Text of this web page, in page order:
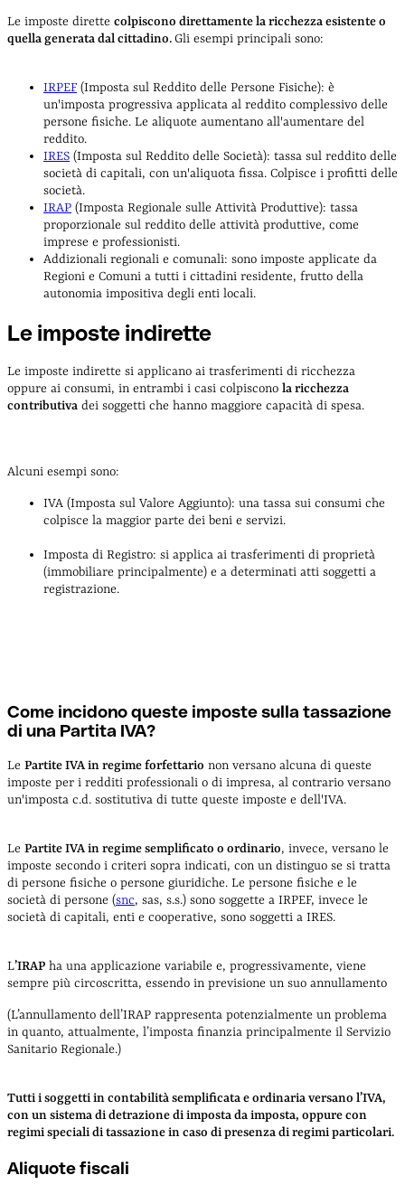
Le imposte dirette colpiscono direttamente la ricchezza esistente o
quella generata dal cittadino.Gli esempi principali sono:
IRPEF (Imposta sul Reddito delle Persone Fisiche): è
un'imposta progressiva applicata al reddito complessivo delle
persone fisiche. Le aliquote aumentano all'aumentare del
reddito.
IRES (Imposta sul Reddito delle Società): tassa sul reddito delle
società di capitali, con un'aliquota fissa. Colpisce i profitti delle
società.
IRAP (Imposta Regionale sulle Attività Produttive): tassa
proporzionale sul reddito delle attività produttive, come
imprese e professionisti.
Addizionali regionali e comunali: sono imposte applicate da
Regioni e Comuni a tutti i cittadini residente, frutto della
autonomia impositiva degli enti locali.
Le imposte indirette
Le imposte indirette si applicano ai trasferimenti di ricchezza
oppure ai consumi, in entrambi i casi colpiscono la ricchezza
contributiva dei soggetti che hanno maggiore capacità di spesa.
Alcuni esempi sono:
IVA (Imposta sul Valore Aggiunto): una tassa sui consumi che
colpisce la maggior parte dei beni e servizi.
Imposta di Registro: si applica ai trasferimenti di proprietà
(immobiliare principalmente) e a determinati atti soggetti a
registrazione.
Come incidono queste imposte sulla tassazione
di una Partita IVA?
Le Partite IVA in regime forfettario non versano alcuna di queste
imposte per i redditi professionali o di impresa, al contrario versano
un'imposta c.d. sostitutiva di tutte queste imposte e dell'IVA.
Le Partite IVA in regime semplificato o ordinario, invece, versano le
imposte secondo i criteri sopra indicati, con un distinguo se si tratta
di persone fisiche o persone giuridiche. Le persone fisiche e le
società di persone (snc, sas, s.s.) sono soggette a IRPEF, invece le
società di capitali, enti e cooperative, sono soggetti a IRES.
L’IRAP ha una applicazione variabile e, progressivamente, viene
sempre più circoscritta, essendo in previsione un suo annullamento
(L’annullamento dell’IRAP rappresenta potenzialmente un problema
in quanto, attualmente, l’imposta finanzia principalmente il Servizio
Sanitario Regionale.)
Tutti i soggetti in contabilità semplificata e ordinaria versano l’IVA,
con un sistema di detrazione di imposta da imposta, oppure con
regimi speciali di tassazione in caso di presenza di regimi particolari.
Aliquote fiscali